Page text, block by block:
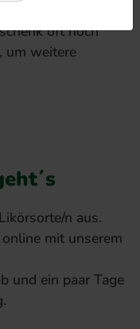
oft noch
um weitere
n aus.
mit unserem
und ein paar Tage